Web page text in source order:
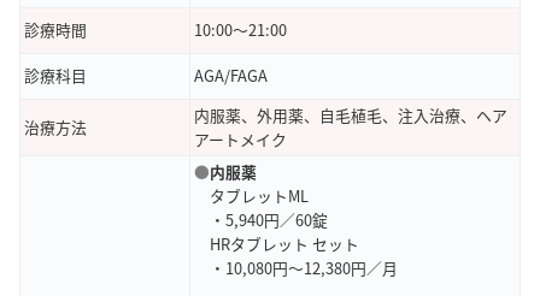
診療時間
10:00〜21:00
診療科目
AGA/FAGA
治療方法
内服薬、外用薬、自毛植毛、注入治療、ヘア
アートメイク
●内服薬
タブレットML
・5,940円／60錠
HRタブレット セット
・10,080円～12,380円／月